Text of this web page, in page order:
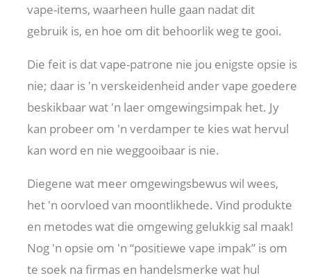
vape-items, waarheen hulle gaan nadat dit
gebruik is, en hoe om dit behoorlik weg te gooi.
Die feit is dat vape-patrone nie jou enigste opsie is
nie; daar is 'n verskeidenheid ander vape goedere
beskikbaar wat 'n laer omgewingsimpak het. Jy
kan probeer om 'n verdamper te kies wat hervul
kan word en nie weggooibaar is nie.
Diegene wat meer omgewingsbewus wil wees,
het 'n oorvloed van moontlikhede. Vind produkte
en metodes wat die omgewing gelukkig sal maak!
Nog 'n opsie om 'n “positiewe vape impak” is om
te soek na firmas en handelsmerke wat hul